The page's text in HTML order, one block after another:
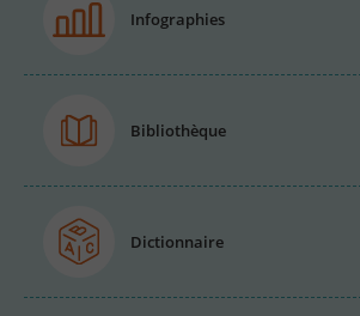
Infographies
Bibliothèque
Dictionnaire